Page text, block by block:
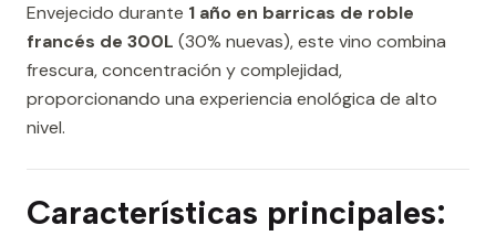
Envejecido durante 1 año en barricas de roble
francés de 300L (30% nuevas), este vino combina
frescura, concentración y complejidad,
proporcionando una experiencia enológica de alto
nivel.
Características principales: